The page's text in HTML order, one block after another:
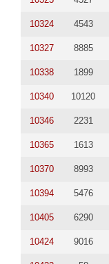
10324 4543
10327 8885
10338 1899
10340 10120
10346 2231
10365 1613
10370 8993
10394 5476
10405 6290
10424 9016